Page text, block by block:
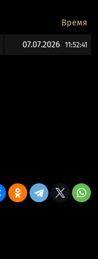
Время
07.07.2026 11:52:41